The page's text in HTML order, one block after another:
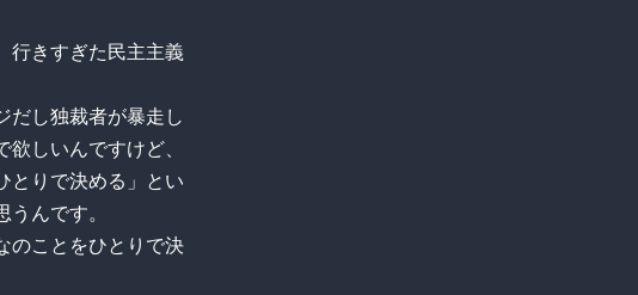
行きすぎた民主主義
だし独裁者が暴走し
しいんですけど、
とりで決める」とい
んです。
のことをひとりで決